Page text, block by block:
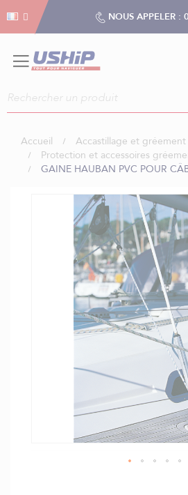
NOUS APPELER :
Accueil Accastillage et gréement
Protection et accessoires
GAINE HAUBAN PVC POUR
Gestion des cookies
Gestion des cookies